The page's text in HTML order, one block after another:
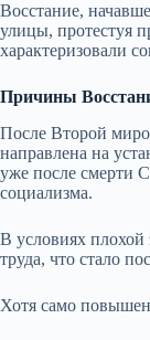
Восстание,
улицы, протестуя
характеризовали
Причины
После Второй
направлена на
уже после смерти
социализма.
В условиях плохой
труда, что стало
Хотя само